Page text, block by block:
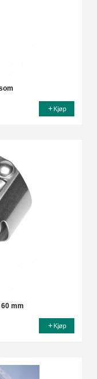
Kjøp
mm
Kjøp